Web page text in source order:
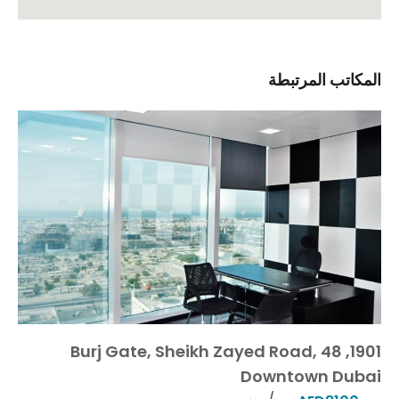
المكاتب المرتبطة
1901, 48 Burj Gate, Sheikh Zayed Road,
Downtown Dubai